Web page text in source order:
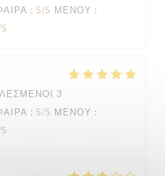
: 5/5 ΜΕΝΟΎ :
3
: 5/5 ΜΕΝΟΎ :